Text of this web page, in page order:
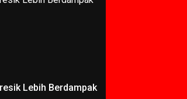
Lebih Berdampak